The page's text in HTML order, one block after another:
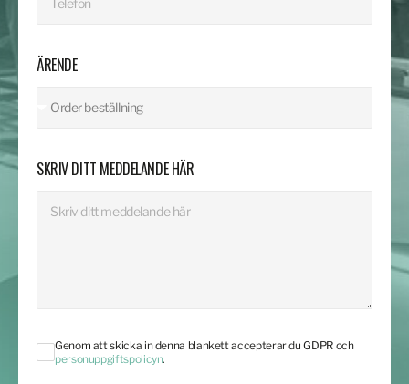
ÄRENDE
SKRIV DITT MEDDELANDE HÄR
Genom att skicka in denna blankett accepterar du GDPR och
personuppgiftspolicyn.